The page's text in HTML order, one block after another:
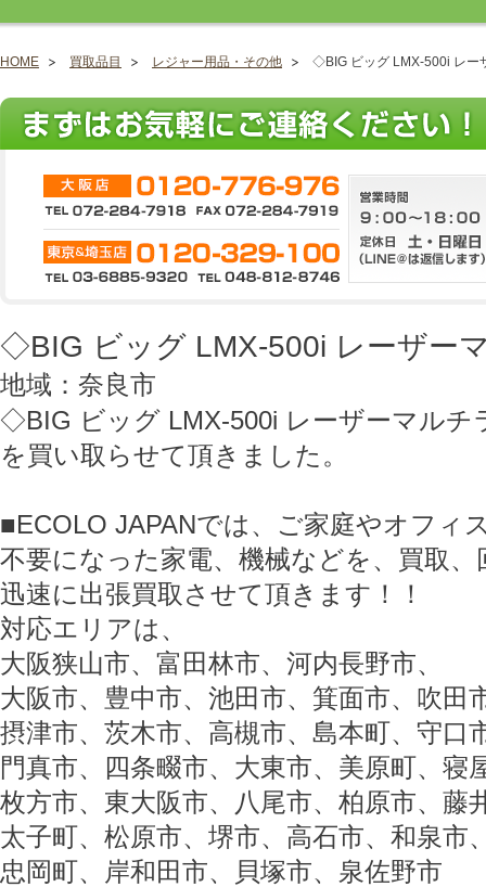
HOME 買取品目 レジャー用品・その他 ◇BIG ビッグ LMX-500i レー
◇BIG ビッグ LMX-500i レーザー
地域：奈良市
◇BIG ビッグ LMX-500i レーザーマルチ
を買い取らせて頂きました。
■ECOLO JAPANでは、ご家庭やオフィ
不要になった家電、機械などを、買取
迅速に出張買取させて頂きます！！
対応エリアは、
大阪狭山市、富田林市、河内長野市、
大阪市、豊中市、池田市、箕面市、吹田
摂津市、茨木市、高槻市、島本町、守口
門真市、四条畷市、大東市、美原町、寝
枚方市、東大阪市、八尾市、柏原市、藤
太子町、松原市、堺市、高石市、和泉市
忠岡町、岸和田市、貝塚市、泉佐野市